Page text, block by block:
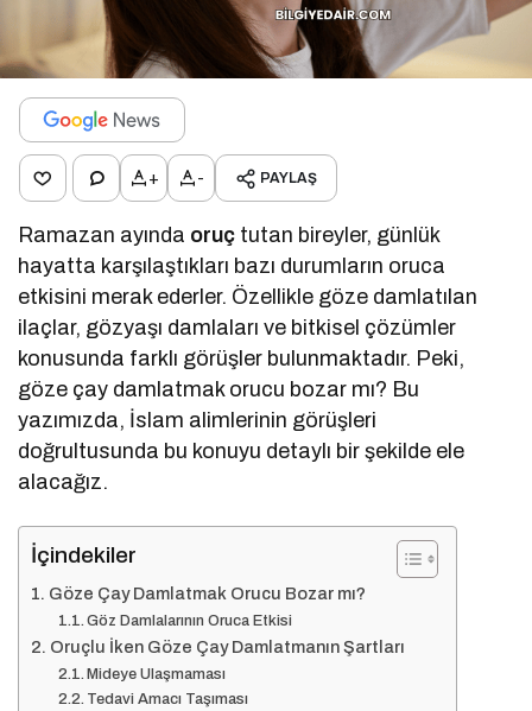
+ - PAYLAŞ
Ramazan ayında oruç tutan bireyler, günlük
hayatta karşılaştıkları bazı durumların oruca
etkisini merak ederler. Özellikle göze damlatılan
ilaçlar, gözyaşı damlaları ve bitkisel çözümler
konusunda farklı görüşler bulunmaktadır. Peki,
göze çay damlatmak orucu bozar mı? Bu
yazımızda, İslam alimlerinin görüşleri
doğrultusunda bu konuyu detaylı bir şekilde ele
alacağız.
İçindekiler
Göze Çay Damlatmak Orucu Bozar mı?
Göz Damlalarının Oruca Etkisi
Oruçlu İken Göze Çay Damlatmanın Şartları
Mideye Ulaşmaması
Tedavi Amacı Taşıması